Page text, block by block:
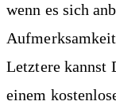
wenn es sich
Letztere kannst
einem